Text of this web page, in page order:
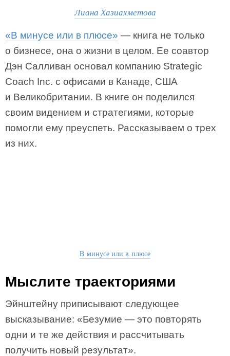
Лиана Хазиахметова
«В минусе или в плюсе» — книга не только
о бизнесе, она о жизни в целом. Ее соавтор
Дэн Салливан основал компанию Strategic
Coach Inc. с офисами в Канаде, США
и Великобритании. В книге он поделился
своим видением и стратегиями, которые
помогли ему преуспеть. Рассказываем о трех
из них.
В минусе или в плюсе
Мыслите траекториями
Эйнштейну приписывают следующее
высказывание: «Безумие — это повторять
одни и те же действия и рассчитывать
получить новый результат».